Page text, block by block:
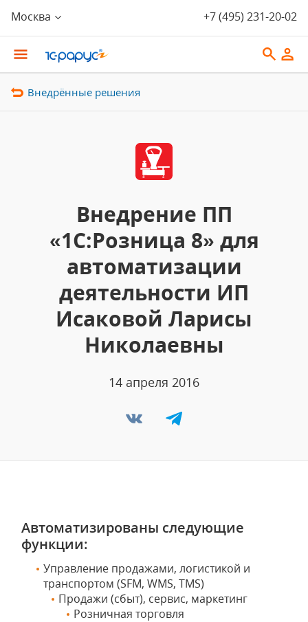
Москва +7 (495) 231-20-02
Внедрённые решения
Внедрение ПП
«1С:Розница 8» для
автоматизации
деятельности ИП
Исаковой Ларисы
Николаевны
14 апреля 2016
Автоматизированы следующие
функции:
Управление продажами, логистикой и
транспортом (SFM, WMS, TMS)
Продажи (сбыт), сервис, маркетинг
Розничная торговля